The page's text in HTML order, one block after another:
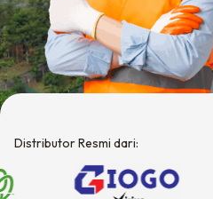
Distributor Resmi dari: